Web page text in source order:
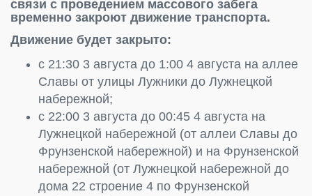
связи с проведением массового забега
временно закроют движение транспорта.
Движение будет закрыто:
с 21:30 3 августа до 1:00 4 августа на аллее
Славы от улицы Лужники до Лужнецкой
набережной;
с 22:00 3 августа до 00:45 4 августа на
Лужнецкой набережной (от аллеи Славы до
Фрунзенской набережной) и на Фрунзенской
набережной (от Лужнецкой набережной до
дома 22 строение 4 по Фрунзенской